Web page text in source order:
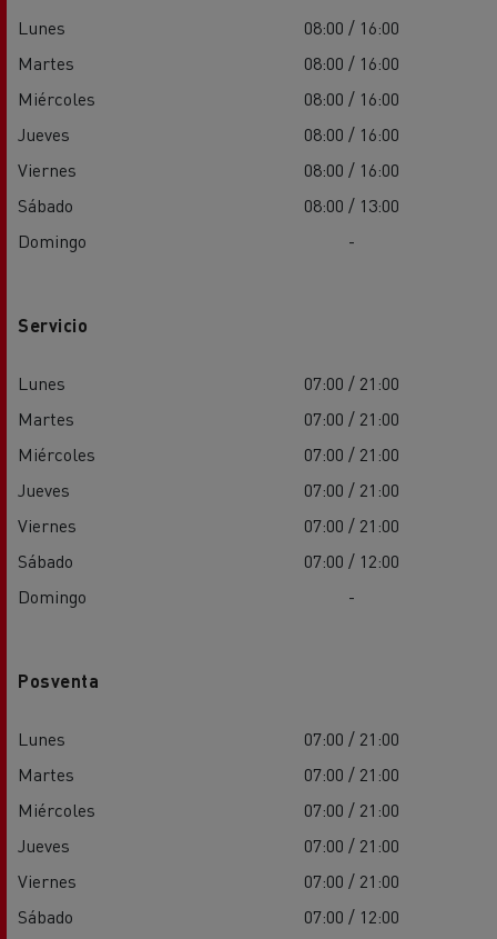
Lunes
08:00 / 16:00
Martes
08:00 / 16:00
Miércoles
08:00 / 16:00
Jueves
08:00 / 16:00
Viernes
08:00 / 16:00
Sábado
08:00 / 13:00
Domingo
-
Servicio
Lunes
07:00 / 21:00
Martes
07:00 / 21:00
Miércoles
07:00 / 21:00
Jueves
07:00 / 21:00
Viernes
07:00 / 21:00
Sábado
07:00 / 12:00
Domingo
-
Posventa
Lunes
07:00 / 21:00
Martes
07:00 / 21:00
Miércoles
07:00 / 21:00
Jueves
07:00 / 21:00
Viernes
07:00 / 21:00
Sábado
07:00 / 12:00